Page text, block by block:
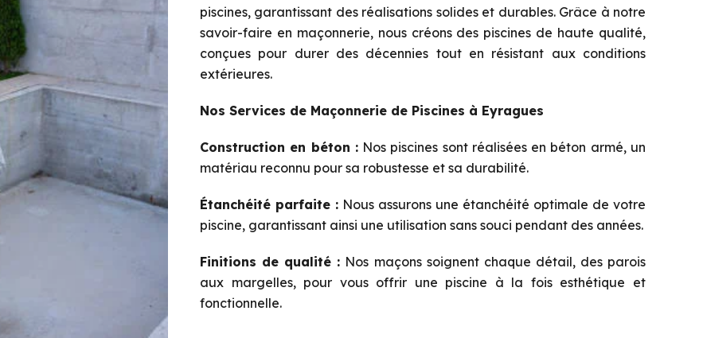
piscines, garantissant des réalisations solides et durables. Grâce à notre
savoir-faire en maçonnerie, nous créons des piscines de haute qualité,
conçues pour durer des décennies tout en résistant aux conditions
extérieures.
Nos Services de Maçonnerie de Piscines à Eyragues
Construction en béton :Nos piscines sont réalisées en béton armé, un
matériau reconnu pour sa robustesse et sa durabilité.
Étanchéité parfaite : Nous assurons une étanchéité optimale de votre
piscine, garantissant ainsi une utilisation sans souci pendant des années.
Finitions de qualité : Nos maçons soignent chaque détail, des parois
aux margelles, pour vous offrir une piscine à la fois esthétique et
fonctionnelle.